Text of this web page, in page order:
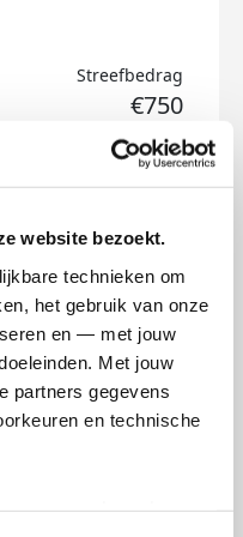
website bezoekt.
technieken om
het gebruik van onze
en — met jouw
Met jouw
partners gegevens
en technische
Streefbedrag
€750